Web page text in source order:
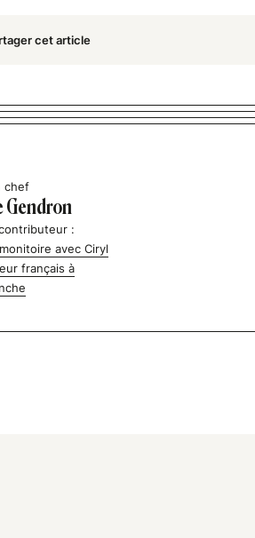
cet article
chef
Gendron
:
avec Ciryl
français à